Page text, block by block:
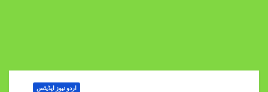
اردو نیوز اپڈیٹس